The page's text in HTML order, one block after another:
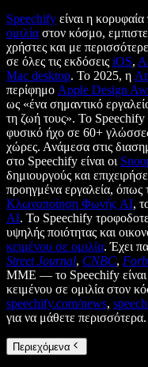
Speechify είναι η
ομιλία στον κόσμο,
χρήστες και με
σε όλες τις εκδόσεις iOS,
Mac desktop. Το 2025, η
περίφημο Apple Design
ως «ένα σημαντικό
τη ζωή τους». Το
φυσικό ήχο σε 60+
χώρες. Ανάμεσα στις
στο Speechify είναι οι
δημιουργούς και
προηγμένα εργαλεία, όπως
Κλωνοποίηση Φωνής AI,
AI. Το Speechify
υψηλής ποιότητας και
κειμένου σε ομιλία. Έχει
Street Journal, CNBC,
ΜΜΕ — το Speechify είναι
κειμένου σε ομιλία στον
speechify.com/news,
για να μάθετε περισσότερα.
Περιεχόμενα